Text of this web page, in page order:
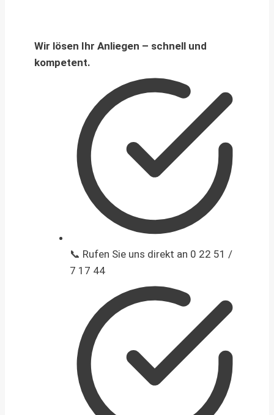
Wir lösen Ihr Anliegen – schnell und
kompetent.
📞 Rufen Sie uns direkt an 0 22 51 /
7 17 44